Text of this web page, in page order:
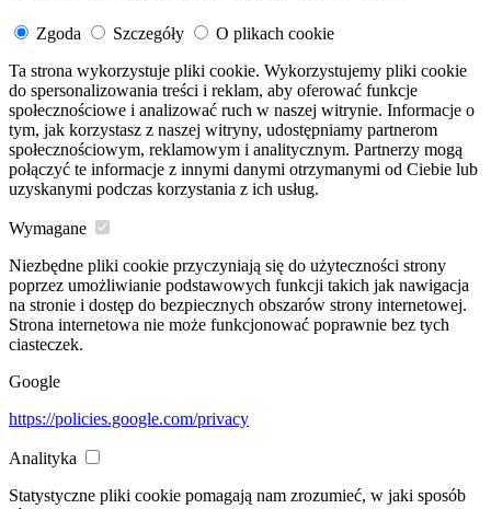
Zgoda Szczegóły
O plikach cookie
Ta strona wykorzystuje pliki cookie. Wykorzystujemy pliki cookie
do spersonalizowania treści i reklam, aby oferować funkcje
społecznościowe i analizować ruch w naszej witrynie. Informacje o
tym, jak korzystasz z naszej witryny, udostępniamy partnerom
społecznościowym, reklamowym i analitycznym. Partnerzy mogą
połączyć te informacje z innymi danymi otrzymanymi od Ciebie lub
uzyskanymi podczas korzystania z ich usług.
Wymagane
Niezbędne pliki cookie przyczyniają się do użyteczności strony
poprzez umożliwianie podstawowych funkcji takich jak nawigacja
na stronie i dostęp do bezpiecznych obszarów strony internetowej.
Strona internetowa nie może funkcjonować poprawnie bez tych
ciasteczek.
Google
https://policies.google.com/privacy
Analityka
Statystyczne pliki cookie pomagają nam zrozumieć, w jaki sposób